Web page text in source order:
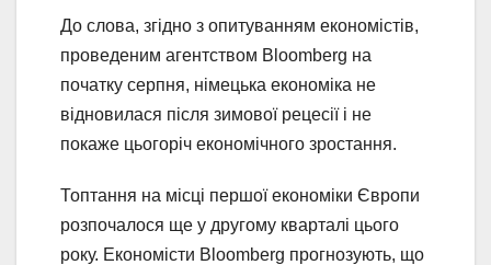
До слова, згідно з опитуванням економістів,
проведеним агентством Bloomberg на
початку серпня, німецька економіка не
відновилася після зимової рецесії і не
покаже цьогоріч економічного зростання.
Топтання на місці першої економіки Європи
розпочалося ще у другому кварталі цього
року. Економісти Bloomberg прогнозують, що